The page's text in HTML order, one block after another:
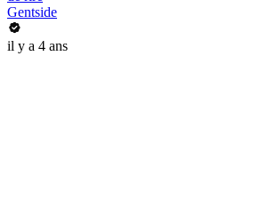
Gentside
il y a 4 ans